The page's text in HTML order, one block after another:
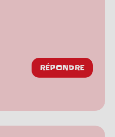
les réactions
RÉPONDRE